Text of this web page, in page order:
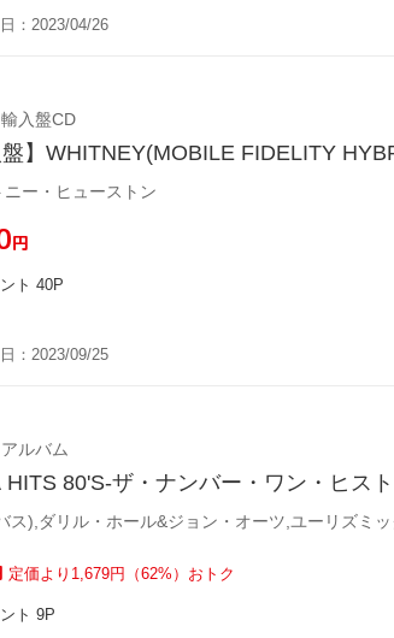
：2023/04/26
輸入盤CD
盤】WHITNEY(MOBILE FIDELITY
ニー・ヒューストン
円
ト 40P
：2023/09/25
アルバム
HITS 80'S-ザ・ナンバー・ワン・ヒス
定価より1,679円（62%）おトク
ト 9P